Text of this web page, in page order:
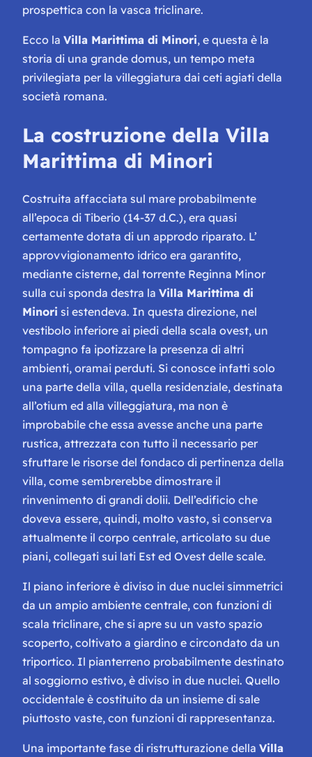
prospettica con la vasca triclinare.
Ecco la Villa Marittima di Minori, e questa è la
storia di una grande domus, un tempo meta
privilegiata per la villeggiatura dai ceti agiati della
società romana.
La costruzione della Villa
Marittima di Minori
Costruita affacciata sul mare probabilmente
all’epoca di Tiberio (14-37 d.C.), era quasi
certamente dotata di un approdo riparato. L’
approvvigionamento idrico era garantito,
mediante cisterne, dal torrente Reginna Minor
sulla cui sponda destra la Villa Marittima di
Minori si estendeva. In questa direzione, nel
vestibolo inferiore ai piedi della scala ovest, un
tompagno fa ipotizzare la presenza di altri
ambienti, oramai perduti. Si conosce infatti solo
una parte della villa, quella residenziale, destinata
all’otium ed alla villeggiatura, ma non è
improbabile che essa avesse anche una parte
rustica, attrezzata con tutto il necessario per
sfruttare le risorse del fondaco di pertinenza della
villa, come sembrerebbe dimostrare il
rinvenimento di grandi dolii. Dell’edificio che
doveva essere, quindi, molto vasto, si conserva
attualmente il corpo centrale, articolato su due
piani, collegati sui lati Est ed Ovest delle scale.
Il piano inferiore è diviso in due nuclei simmetrici
da un ampio ambiente centrale, con funzioni di
scala triclinare, che si apre su un vasto spazio
scoperto, coltivato a giardino e circondato da un
triportico. Il pianterreno probabilmente destinato
al soggiorno estivo, è diviso in due nuclei. Quello
occidentale è costituito da un insieme di sale
piuttosto vaste, con funzioni di rappresentanza.
Una importante fase di ristrutturazione della Villa